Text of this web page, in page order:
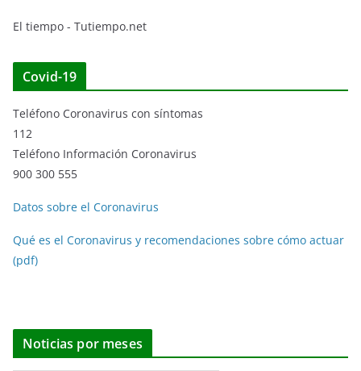
El tiempo - Tutiempo.net
Covid-19
Teléfono Coronavirus con síntomas
112
Teléfono Información Coronavirus
900 300 555
Datos sobre el Coronavirus
Qué es el Coronavirus y recomendaciones sobre cómo actuar
(pdf)
Noticias por meses